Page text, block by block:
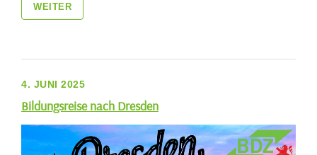
WEITER
4. JUNI 2025
Bildungsreise nach Dresden